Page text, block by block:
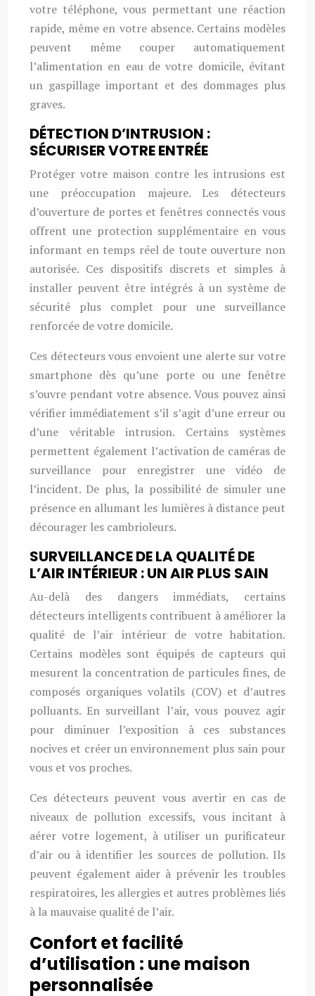
votre téléphone, vous permettant une réaction
rapide, même en votre absence. Certains modèles
peuvent même couper automatiquement
l’alimentation en eau de votre domicile, évitant
un gaspillage important et des dommages plus
graves.
DÉTECTION D’INTRUSION :
SÉCURISER VOTRE ENTRÉE
Protéger votre maison contre les intrusions est
une préoccupation majeure. Les détecteurs
d’ouverture de portes et fenêtres connectés vous
offrent une protection supplémentaire en vous
informant en temps réel de toute ouverture non
autorisée. Ces dispositifs discrets et simples à
installer peuvent être intégrés à un système de
sécurité plus complet pour une surveillance
renforcée de votre domicile.
Ces détecteurs vous envoient une alerte sur votre
smartphone dès qu’une porte ou une fenêtre
s’ouvre pendant votre absence. Vous pouvez ainsi
vérifier immédiatement s’il s’agit d’une erreur ou
d’une véritable intrusion. Certains systèmes
permettent également l’activation de caméras de
surveillance pour enregistrer une vidéo de
l’incident. De plus, la possibilité de simuler une
présence en allumant les lumières à distance peut
décourager les cambrioleurs.
SURVEILLANCE DE LA QUALITÉ DE
L’AIR INTÉRIEUR : UN AIR PLUS SAIN
Au-delà des dangers immédiats, certains
détecteurs intelligents contribuent à améliorer la
qualité de l’air intérieur de votre habitation.
Certains modèles sont équipés de capteurs qui
mesurent la concentration de particules fines, de
composés organiques volatils (COV) et d’autres
polluants. En surveillant l’air, vous pouvez agir
pour diminuer l’exposition à ces substances
nocives et créer un environnement plus sain pour
vous et vos proches.
Ces détecteurs peuvent vous avertir en cas de
niveaux de pollution excessifs, vous incitant à
aérer votre logement, à utiliser un purificateur
d’air ou à identifier les sources de pollution. Ils
peuvent également aider à prévenir les troubles
respiratoires, les allergies et autres problèmes liés
à la mauvaise qualité de l’air.
Confort et facilité
d’utilisation : une maison
personnalisée